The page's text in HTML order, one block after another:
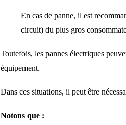
En cas de panne, il est
circuit) du plus gros
Toutefois, les pannes électriques
équipement.
Dans ces situations, il peut être
Notons que :